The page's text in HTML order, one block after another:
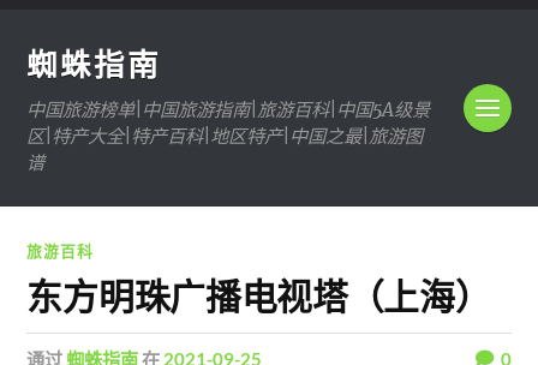
蜘蛛指南
中国旅游榜单|中国旅游指南|旅游百科|中国5A级景
区|特产大全|特产百科|地区特产|中国之最|旅游图
谱
旅游百科
东方明珠广播电视塔（上海）
通过蜘蛛指南在 2021-09-25 0